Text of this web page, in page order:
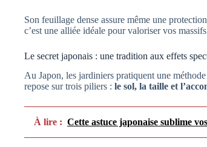
Son feuillage dense assure même une
c’est une alliée idéale pour valoriser vos
Le secret japonais : une tradition aux effets
Au Japon, les jardiniers pratiquent une
repose sur trois piliers : le sol, la taille et
À lire : Cette astuce japonaise sublime